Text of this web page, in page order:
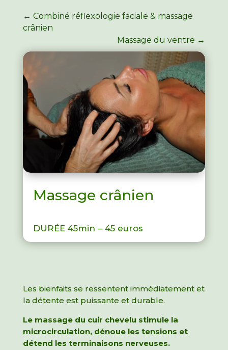
← Combiné réflexologie faciale & massage
crânien
Massage du ventre →
Massage crânien
DURÉE 45min – 45 euros
Les bienfaits se ressentent immédiatement et
la détente est puissante et durable.
Le massage du cuir chevelu stimule la
microcirculation, dénoue les tensions et
détend les terminaisons nerveuses.